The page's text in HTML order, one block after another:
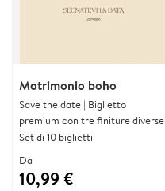
Matrimonio boho
Save the date | Biglietto
premium con tre finiture diverse
Set di 10 biglietti
Da
10,99 €